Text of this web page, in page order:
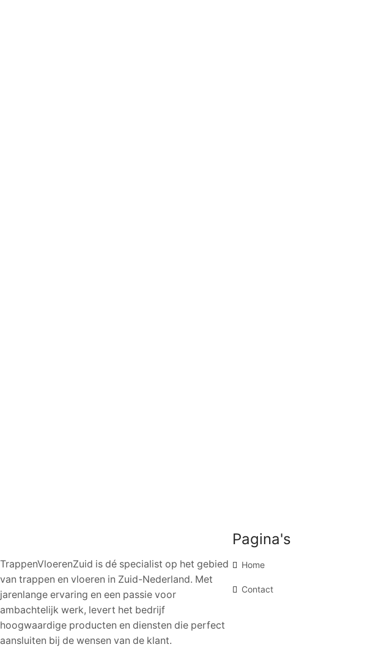
TrappenVloerenZuid is dé specialist op het gebied
van trappen en vloeren in Zuid-Nederland. Met
jarenlange ervaring en een passie voor
ambachtelijk werk, levert het bedrijf
hoogwaardige producten en diensten die perfect
aansluiten bij de wensen van de klant.
Pagina's
Home
Contact